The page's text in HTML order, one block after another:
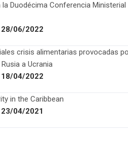
Duodécima Conferencia Ministerial
28/06/2022
crisis alimentarias provocadas
a Ucrania
18/04/2022
in the Caribbean
23/04/2021